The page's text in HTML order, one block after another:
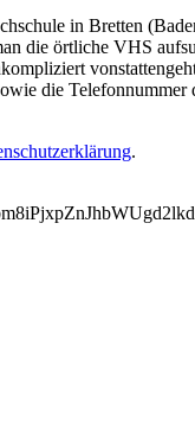
in Bretten
die örtliche VHS
die
.